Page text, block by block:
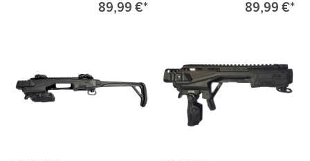
89,99 €* 89,99 €*